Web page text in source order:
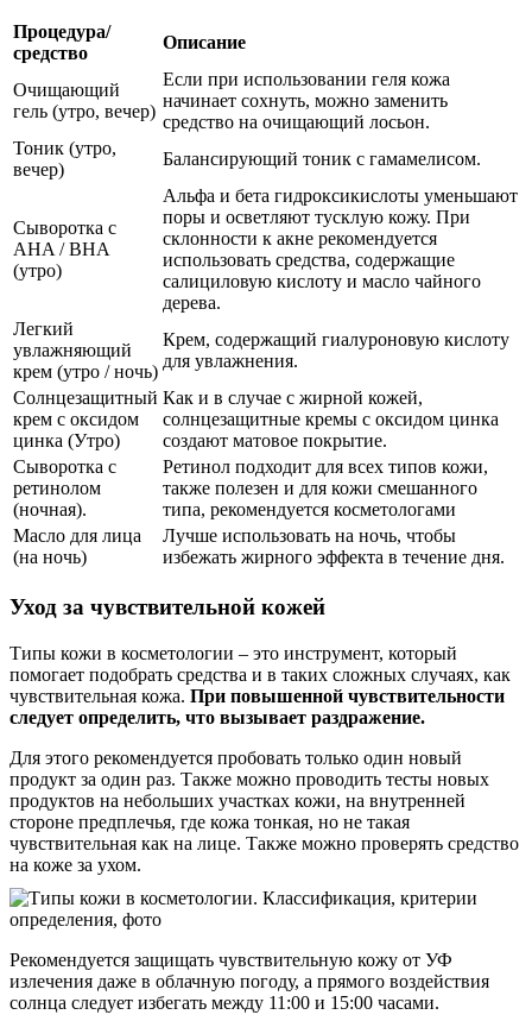
Процедура/
средство
Описание
Очищающий
гель (утро, вечер)
Если при использовании геля кожа
начинает сохнуть, можно заменить
средство на очищающий лосьон.
Тоник (утро,
вечер)
Балансирующий тоник с гамамелисом.
Сыворотка с
AHA / BHA
(утро)
Альфа и бета гидроксикислоты уменьшают
поры и осветляют тусклую кожу. При
склонности к акне рекомендуется
использовать средства, содержащие
салициловую кислоту и масло чайного
дерева.
Легкий
увлажняющий
крем (утро / ночь)
Крем, содержащий гиалуроновую кислоту
для увлажнения.
Солнцезащитный
крем с оксидом
цинка (Утро)
Как и в случае с жирной кожей,
солнцезащитные кремы с оксидом цинка
создают матовое покрытие.
Сыворотка с
ретинолом
(ночная).
Ретинол подходит для всех типов кожи,
также полезен и для кожи смешанного
типа, рекомендуется косметологами
Масло для лица
(на ночь)
Лучше использовать на ночь, чтобы
избежать жирного эффекта в течение дня.
Уход за чувствительной кожей
Типы кожи в косметологии – это инструмент, который
помогает подобрать средства и в таких сложных случаях, как
чувствительная кожа. При повышенной чувствительности
следует определить, что вызывает раздражение.
Для этого рекомендуется пробовать только один новый
продукт за один раз. Также можно проводить тесты новых
продуктов на небольших участках кожи, на внутренней
стороне предплечья, где кожа тонкая, но не такая
чувствительная как на лице. Также можно проверять средство
на коже за ухом.
Рекомендуется защищать чувствительную кожу от УФ
излечения даже в облачную погоду, а прямого воздействия
солнца следует избегать между 11:00 и 15:00 часами.